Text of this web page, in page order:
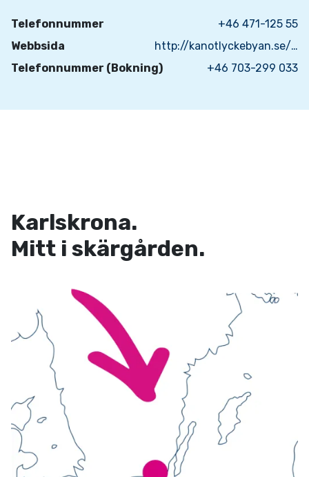
Telefonnummer
+46 471-125 55
Webbsida
http://kanotlyckebyan.se/index.html
Telefonnummer (Bokning)
+46 703-299 033
Karlskrona.
Mitt i skärgården.